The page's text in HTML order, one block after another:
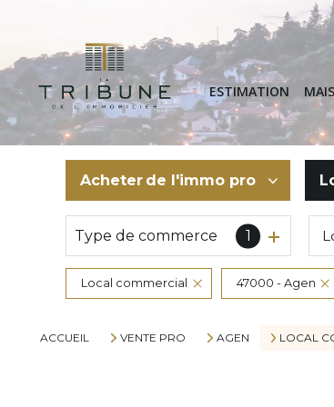
ESTIMATION
Acheter de l'immo pro
De l'ancien
De l'immo pro
Type de commerce 1
Local commercial 47000 - Agen
ACCUEIL VENTE PRO AGEN LOCAL